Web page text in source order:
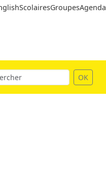
ScolairesGroupesAgenda
OK